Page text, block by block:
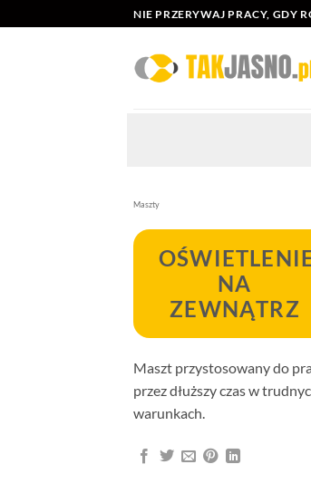
do
NIE PRZERYWAJ PRACY, GDY
Maszty
NA
ZEWNĄTRZ
Maszt przystosowany do
przez dłuższy czas w
warunkach.